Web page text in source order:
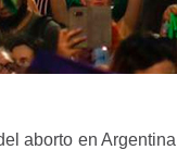
aborto en